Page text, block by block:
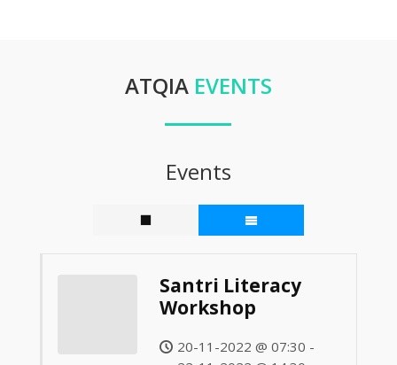
ATQIA EVENTS
Events
Santri Literacy
Workshop
20-11-2022 @ 07:30 -